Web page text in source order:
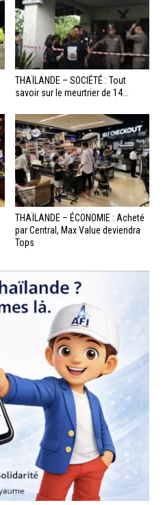
THAÏLANDE – SOCIÉTÉ : Tout
savoir sur le meurtrier de 14...
THAÏLANDE – ÉCONOMIE : Acheté
par Central, Max Value deviendra
Tops